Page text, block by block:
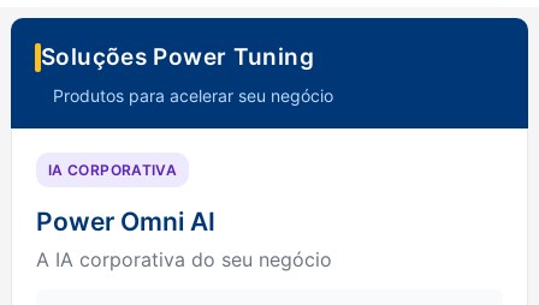
Soluções Power Tuning
Produtos para acelerar seu negócio
IA CORPORATIVA
Power Omni AI
A IA corporativa do seu negócio